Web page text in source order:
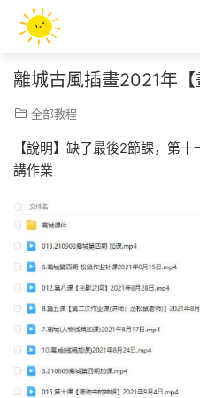
離城古風插畫2021年【
全部教程
【說明】缺了最後2節課，第
講作業